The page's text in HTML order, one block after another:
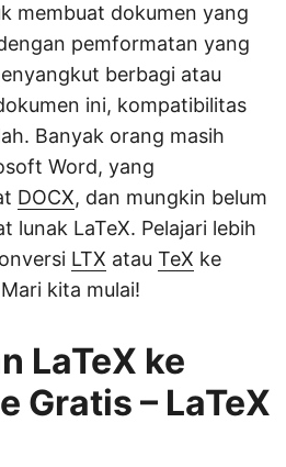
membuat dokumen yang
pemformatan yang
berbagi atau
ini, kompatibilitas
Banyak orang masih
Word, yang
DOCX, dan mungkin belum
lunak LaTeX. Pelajari lebih
LTX atau TeX ke
kita mulai!
LaTeX ke
Gratis – LaTeX